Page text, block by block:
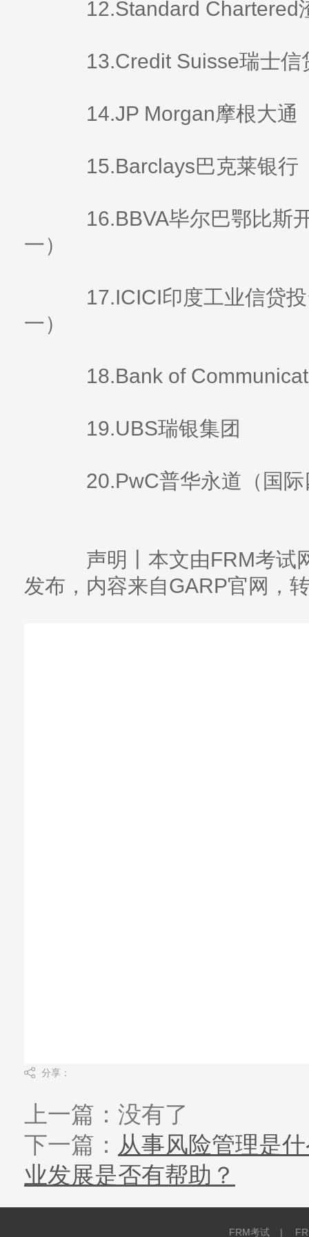
12.Standard Chartered
13.Credit Suisse瑞士信
14.JP Morgan摩根大通
15.Barclays巴克莱银行
16.BBVA毕尔巴鄂比斯
一）
17.ICICI印度工业信贷投
一）
18.Bank of
19.UBS瑞银集团
20.PwC普华永道（国际
声明丨本文由FRM考试
发布，内容来自GARP官网，
分享：
上一篇：没有了
下一篇： 从事风险管理是
业发展是否有帮助？
FRM考试 |